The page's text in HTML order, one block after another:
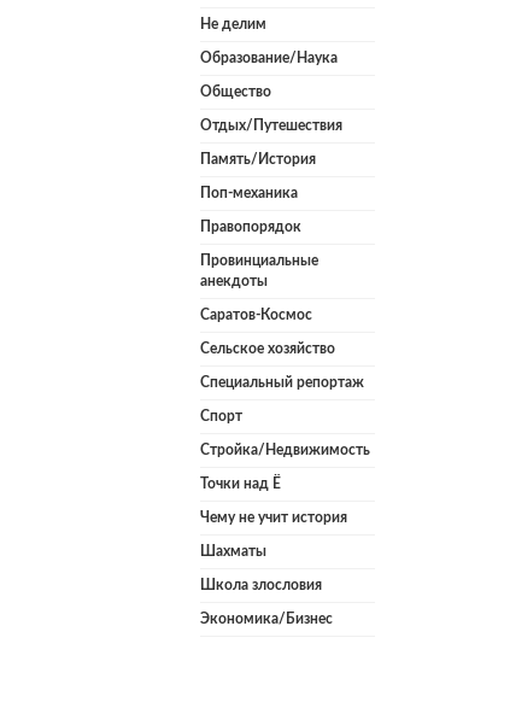
Не делим
Образование/Наука
Общество
Отдых/Путешествия
Память/История
Поп-механика
Правопорядок
Провинциальные
анекдоты
Саратов-Космос
Сельское хозяйство
Специальный репортаж
Спорт
Стройка/Недвижимость
Точки над Ё
Чему не учит история
Шахматы
Школа злословия
Экономика/Бизнес